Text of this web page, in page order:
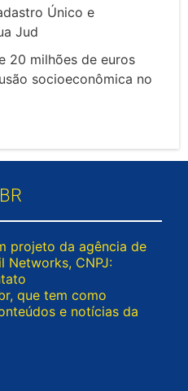
Único e
Jud
20 milhões de euros
socioeconômica no
projeto da agência de
Networks, CNPJ:
, que tem como
e notícias da